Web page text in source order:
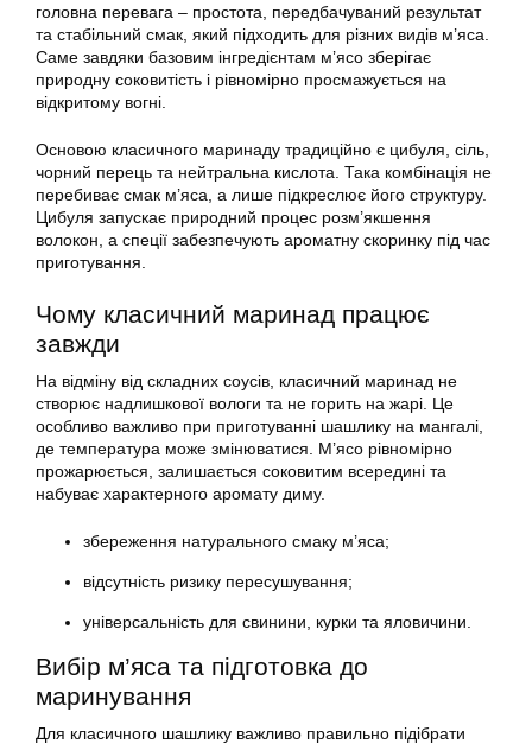
головна перевага – простота, передбачуваний результат
та стабільний смак, який підходить для різних видів м’яса.
Саме завдяки базовим інгредієнтам м’ясо зберігає
природну соковитість і рівномірно просмажується на
відкритому вогні.
Основою класичного маринаду традиційно є цибуля, сіль,
чорний перець та нейтральна кислота. Така комбінація не
перебиває смак м’яса, а лише підкреслює його структуру.
Цибуля запускає природний процес розм’якшення
волокон, а спеції забезпечують ароматну скоринку під час
приготування.
Чому класичний маринад працює
завжди
На відміну від складних соусів, класичний маринад не
створює надлишкової вологи та не горить на жарі. Це
особливо важливо при приготуванні шашлику на мангалі,
де температура може змінюватися. М’ясо рівномірно
прожарюється, залишається соковитим всередині та
набуває характерного аромату диму.
збереження натурального смаку м’яса;
відсутність ризику пересушування;
універсальність для свинини, курки та яловичини.
Вибір м’яса та підготовка до
маринування
Для класичного шашлику важливо правильно підібрати